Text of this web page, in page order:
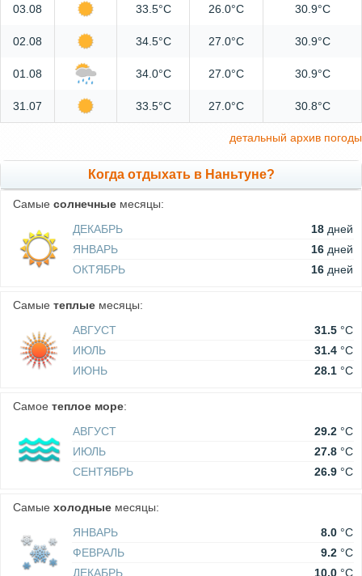
03.08 33.5°C 26.0°C 30.9°C
02.08 34.5°C 27.0°C 30.9°C
01.08 34.0°C 27.0°C 30.9°C
31.07 33.5°C 27.0°C 30.8°C
детальный архив погоды
Когда отдыхать в Наньтуне?
Самые солнечные месяцы:
ДЕКАБРЬ
18 дней
ЯНВАРЬ
16 дней
ОКТЯБРЬ
16 дней
Самые теплые месяцы:
АВГУСТ
31.5 °C
ИЮЛЬ
31.4 °C
ИЮНЬ
28.1 °C
Самое теплое море:
АВГУСТ
29.2 °C
ИЮЛЬ
27.8 °C
СЕНТЯБРЬ
26.9 °C
Самые холодные месяцы:
ЯНВАРЬ
8.0 °C
ФЕВРАЛЬ
9.2 °C
ДЕКАБРЬ
10.0 °C